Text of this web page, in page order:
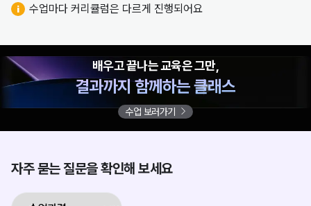
“아침 일찍 출근하고,
가족과 더 많은 시간을 함께 보내요.
수업마다 커리큘럼은 다르게 진행되어요
배우고 끝나는 교육은 그만,
결과까지 함께하는 클래스
수업 보러가기
자주 묻는 질문을 확인해 보세요